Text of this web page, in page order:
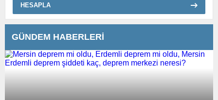
HESAPLA
GÜNDEM HABERLERİ